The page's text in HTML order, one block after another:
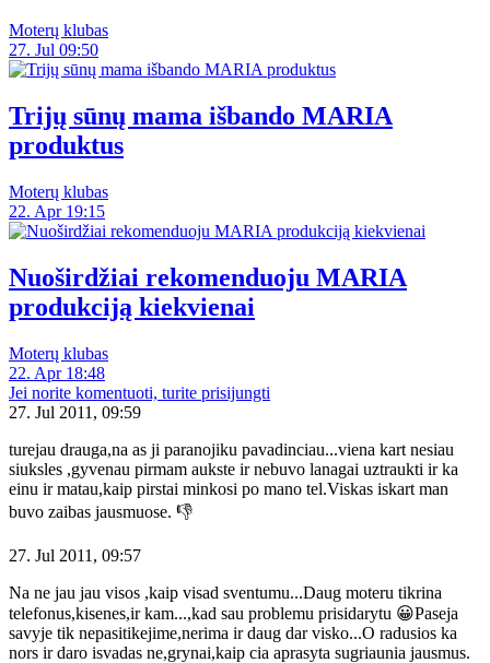
Moterų klubas
27. Jul 09:50
Trijų sūnų mama išbando MARIA
produktus
Moterų klubas
22. Apr 19:15
Nuoširdžiai rekomenduoju MARIA
produkciją kiekvienai
Moterų klubas
22. Apr 18:48
Jei norite komentuoti, turite prisijungti
27. Jul 2011, 09:59
turejau drauga,na as ji paranojiku pavadinciau...viena kart nesiau
siuksles ,gyvenau pirmam aukste ir nebuvo lanagai uztraukti ir ka
einu ir matau,kaip pirstai minkosi po mano tel.Viskas iskart man
buvo zaibas jausmuose. 👎
27. Jul 2011, 09:57
Na ne jau jau visos ,kaip visad sventumu...Daug moteru tikrina
telefonus,kisenes,ir kam...,kad sau problemu prisidarytu 😀Paseja
savyje tik nepasitikejime,nerima ir daug dar visko...O radusios ka
nors ir daro isvadas ne,grynai,kaip cia aprasyta sugriaunia jausmus.